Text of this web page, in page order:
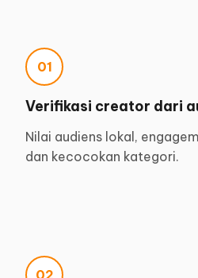
01
Verifikasi creator dari
Nilai audiens lokal,
dan kecocokan kategori.
02